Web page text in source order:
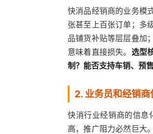
快消品经销商的业务模
张甚至上百张订单；多
品铺货补贴等层层叠加
意味着直接损失。 选型
制？能否支持车销、预
2. 业务员和经销
快消行业经销商的信息
高，推广阻力必然巨大